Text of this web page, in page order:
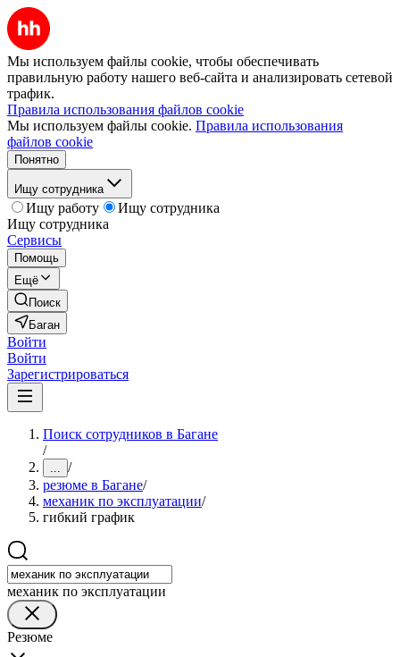
Мы используем файлы cookie, чтобы обеспечивать
правильную работу нашего веб-сайта и анализировать сетевой
трафик.
Правила использования файлов cookie
Мы используем файлы cookie. Правила использования
файлов cookie
Понятно
Ищу сотрудника
Ищу работу
Ищу сотрудника
Ищу сотрудника
Сервисы
Помощь
Ещё
Поиск
Баган
Войти
Войти
Зарегистрироваться
Поиск сотрудников в Багане
/
... /
резюме в Багане/
механик по эксплуатации/
гибкий график
механик по эксплуатации
Резюме